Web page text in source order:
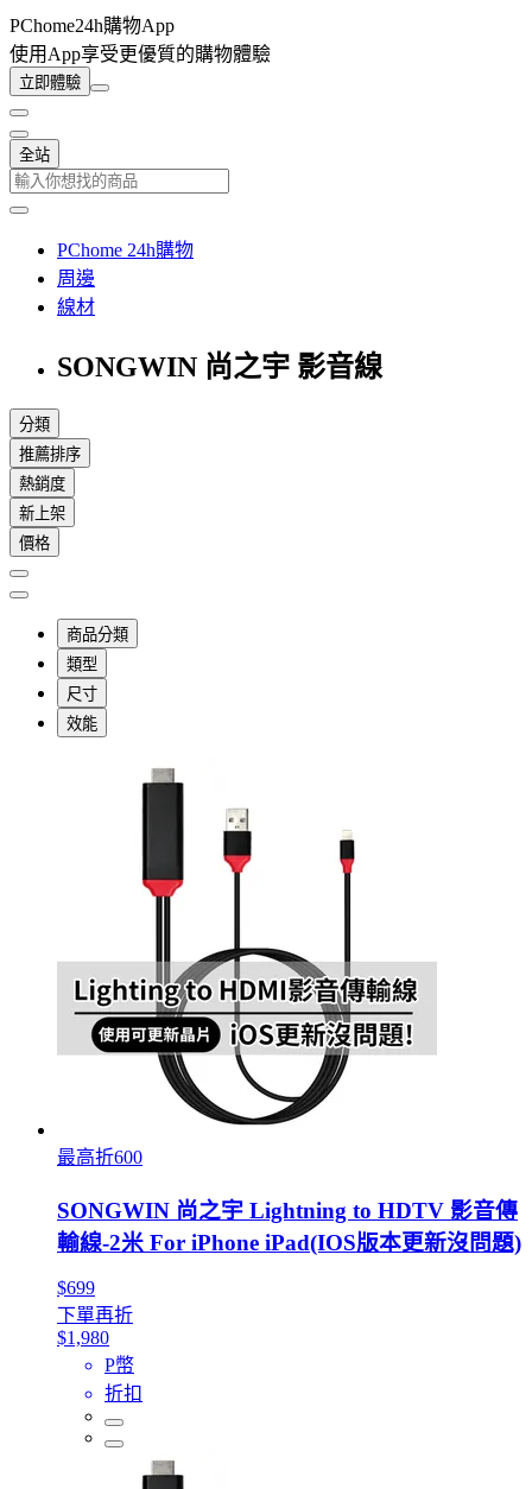
PChome24h購物App
使用App享受更優質的購物體驗
立即體驗
全站
PChome 24h購物
周邊
線材
SONGWIN 尚之宇 影音線
分類
推薦排序
熱銷度
新上架
價格
商品分類
類型
尺寸
效能
最高折600
SONGWIN 尚之宇 Lightning to HDTV 影音傳
輸線-2米 For iPhone iPad(IOS版本更新沒問題)
$699
下單再折
$1,980
P幣
折扣